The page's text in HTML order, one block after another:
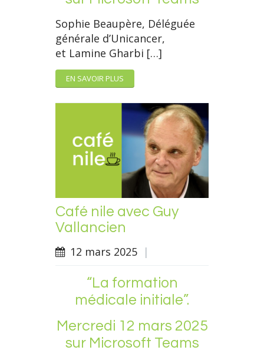
Sophie Beaupère, Déléguée
générale d’Unicancer,
et Lamine Gharbi […]
EN SAVOIR PLUS
Café nile avec Guy
Vallancien
12 mars 2025 |
“La formation
médicale initiale”.
Mercredi 12 mars 2025
sur Microsoft Teams